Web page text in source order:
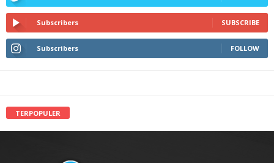
Subscribers SUBSCRIBE
Subscribers FOLLOW